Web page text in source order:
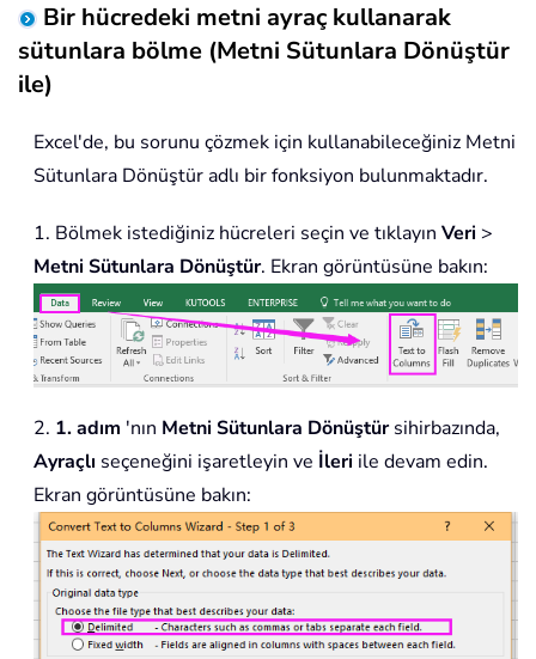
Bir hücredeki metni ayraç kullanarak
sütunlara bölme (Metni Sütunlara Dönüştür
ile)
Excel'de, bu sorunu çözmek için kullanabileceğiniz Metni
Sütunlara Dönüştür adlı bir fonksiyon bulunmaktadır.
1. Bölmek istediğiniz hücreleri seçin ve tıklayın Veri >
Metni Sütunlara Dönüştür. Ekran görüntüsüne bakın:
2. 1. adım 'nın Metni Sütunlara Dönüştürsihirbazında,
Ayraçlı seçeneğini işaretleyin ve İleri ile devam edin.
Ekran görüntüsüne bakın: